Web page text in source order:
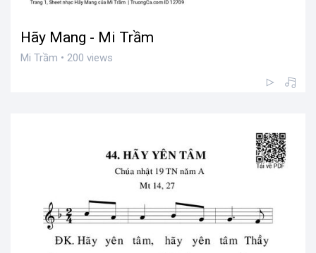
Hãy Mang - Mi Trầm
Mi Trầm • 200 views